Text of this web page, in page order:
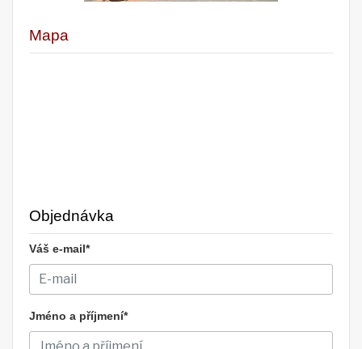
Mapa
Objednávka
Váš e-mail*
Jméno a příjmení*